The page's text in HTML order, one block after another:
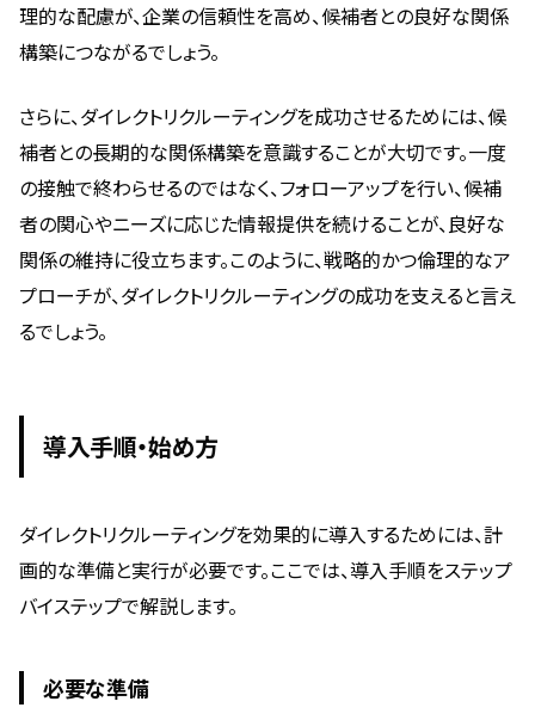
理的な配慮が、企業の信頼性を高め、候補者との良好な関係
構築につながるでしょう。
さらに、ダイレクトリクルーティングを成功させるためには、候
補者との長期的な関係構築を意識することが大切です。一度
の接触で終わらせるのではなく、フォローアップを行い、候補
者の関心やニーズに応じた情報提供を続けることが、良好な
関係の維持に役立ちます。このように、戦略的かつ倫理的なア
プローチが、ダイレクトリクルーティングの成功を支えると言え
るでしょう。
導入手順・始め方
ダイレクトリクルーティングを効果的に導入するためには、計
画的な準備と実行が必要です。ここでは、導入手順をステップ
バイステップで解説します。
必要な準備